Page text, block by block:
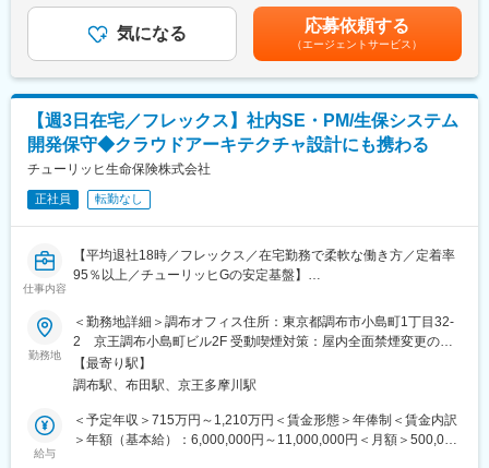
し、以来、『がん保険・医療保険保有契約件数NO.1』のリーディ
ングカンパニーとなっています。
また、生命保険業界でもトップクラスのDX活用を推進しており、
DX認定事業者第一号として認定されています。システム部門には
中途入社者も多く、安心して就業いただけます。定着率が非常に
高く、社員を大切にする日系的特徴を併せ持った会社です。
変更の範囲：会社の定める業務
・代理店システムに関する全社開発プロジェクトの実行・保守
・その他社内システムに関する全社開発プロジェクトの実行・保
・開発プロジェクト計画の策定および社内承認に向けた提案や各
種サポート
■配属先情報：
です。
・ITフロント開発部 各グループ4～8名程度で全20名程度の組織
20代から50代まで幅広く在籍しています。
ITプロダクト開発部のミッションは契約管理システムの開発およ
びその保守を行っていくことです。契約管理システムなどのシス
テムを自社で開発しています。
ITフロント開発部のミッションは代理店向けのシステムや社内シ
開発全体の企画機能を持っています。金融機関向け生保WEBや社
内システムを自社で開発しています。
はあくまでも目安の金額であり、選考を通じて上下する可能性が
あります。 ・賞与：年１回（6月）・給与改定：年1回（６月）賃
金はあくまでも目安の金額であり、選考を通じて上下する可能性
があります。月給(月額)は固定手当を含めた表記です。
気になる 応募依頼する
（エージェントサービス）
【週3日在宅／フレックス】社内SE・PM/生保システム
開発保守◆クラウドアーキテクチャ設計にも携わる
チューリッヒ生命保険株式会社
正社員 転勤なし
仕事内容
【平均退社18時／フレックス／在宅勤務で柔軟な働き方／定着率
95％以上／チューリッヒGの安定基盤】
入社後はスキル・ご経験に応じてOJTを実施し、その後はユーザ
ー（社内）との要件定義や開発ベンダーのとりまとめなどをお任
せします。また本ポジションでは、従来の開発推進に加え、AWS
を中心としたクラウド環境のアーキテクチャ設計・構築をリード
いただく役割を期待しています。単なるプロジェクト管理ではな
く、技術的意思決定を担うPMとして主体的に関われるポジション
です。※生命保険システム未経験の方もキャッチアップ可能です。
勤務地
＜勤務地詳細＞調布オフィス住所：東京都調布市小島町1丁目32-
2 京王調布小島町ビル2F 受動喫煙対策：屋内全面禁煙変更の範
囲：会社の定める事業所（リモートワーク含む）
【最寄り駅】
調布駅、布田駅、京王多摩川駅
給与
＜予定年収＞715万円～1,210万円＜賃金形態＞年俸制＜賃金内訳
＞年額（基本給）：6,000,000円～11,000,000円＜月額＞500,000